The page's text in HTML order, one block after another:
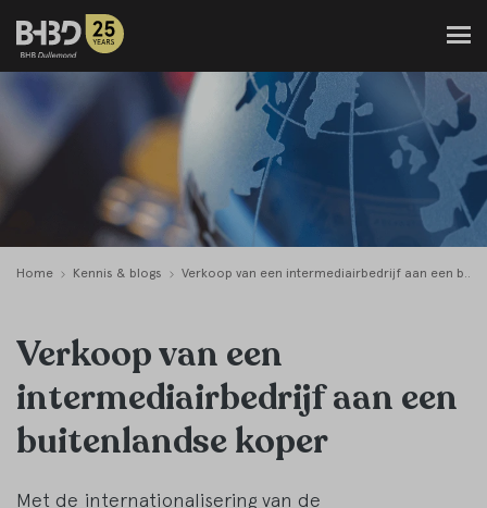
Home Kennis & blogs Verkoop van een intermediairbedrijf aan een buitenlandse koper
Verkoop van een
intermediairbedrijf aan een
buitenlandse koper
Met de internationalisering van de